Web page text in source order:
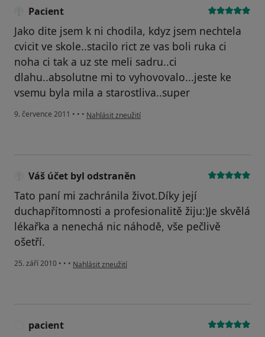
Pacient
Jako dite jsem k ni chodila, kdyz jsem nechtela
cvicit ve skole..stacilo rict ze vas boli ruka ci
noha ci tak a uz ste meli sadru..ci
dlahu..absolutne mi to vyhovovalo...jeste ke
vsemu byla mila a starostliva..super
9. července 2011 • • • podle názoru uživatele Pacient
Nahlásit zneužití
Váš účet byl odstraněn
Tato paní mi zachránila život.Díky její
duchapřítomnosti a profesionalitě žiju:)Je skvělá
lékařka a nenechá nic náhodě, vše pečlivě
ošetří.
25. září 2010 • • • podle názoru uživatele Váš účet byl odstraněn
Nahlásit zneužití
pacient